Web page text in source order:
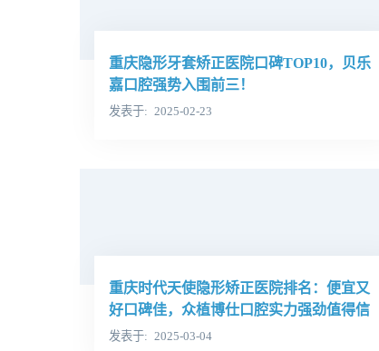
重庆隐形牙套矫正医院口碑TOP10，贝乐
嘉口腔强势入围前三！
发表于 2025-02-23
重庆时代天使隐形矫正医院排名：便宜又
好口碑佳，众植博仕口腔实力强劲值得信
赖！
发表于 2025-03-04